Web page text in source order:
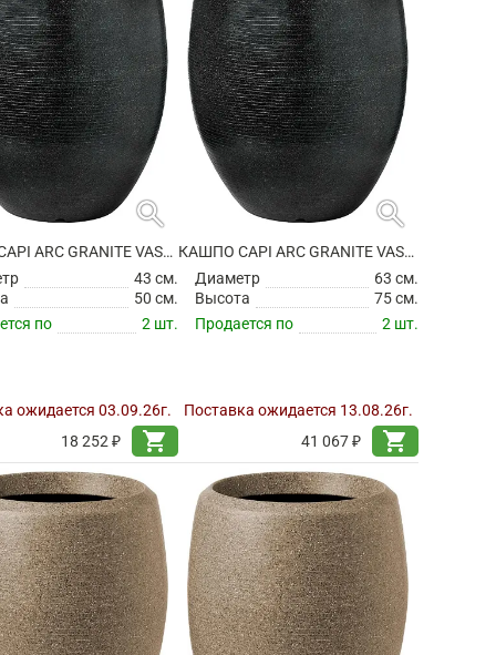
search
КАШПО CAPI ARC GRANITE VASE ELEGANT DELUXE BLACK
43 см.
50 см.
по
2 шт.
ожидается 03.09.26г.
18 252 ₽
shopping_cart
search
КАШПО CAPI ARC GRANITE VASE ELEGANT DELUXE BLACK
Диаметр
63 см.
Высота
75 см.
Продается по
2 шт.
Поставка ожидается 13.08.26г.
41 067 ₽
shopping_cart